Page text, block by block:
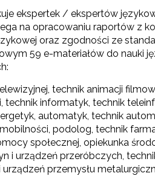
ekspertek / ekspertów
na opracowaniu raportów z
oraz zgodności ze
59 e-materiałów do nauki
technik animacji
technik informatyk, technik
automatyk, technik
podolog, technik
społecznej, opiekunka
i urządzeń przeróbczych,
przemysłu